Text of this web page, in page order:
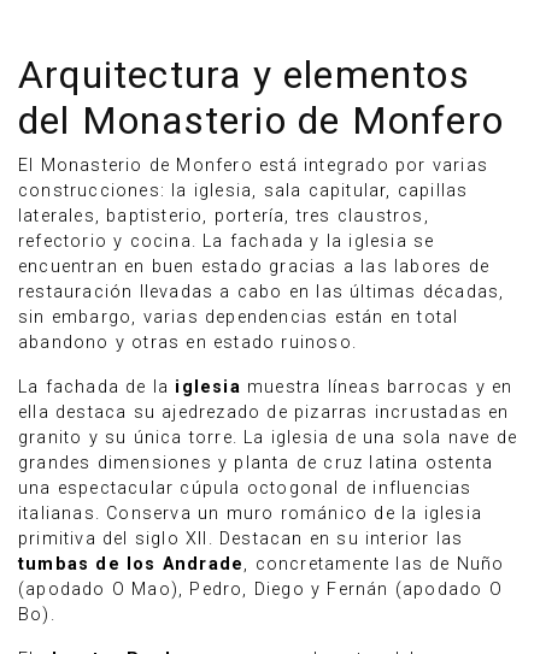
Arquitectura y elementos
del Monasterio de Monfero
El Monasterio de Monfero está integrado por varias
construcciones: la iglesia, sala capitular, capillas
laterales, baptisterio, portería, tres claustros,
refectorio y cocina. La fachada y la iglesia se
encuentran en buen estado gracias a las labores de
restauración llevadas a cabo en las últimas décadas,
sin embargo, varias dependencias están en total
abandono y otras en estado ruinoso.
La fachada de la iglesia muestra líneas barrocas y en
ella destaca su ajedrezado de pizarras incrustadas en
granito y su única torre. La iglesia de una sola nave de
grandes dimensiones y planta de cruz latina ostenta
una espectacular cúpula octogonal de influencias
italianas. Conserva un muro románico de la iglesia
primitiva del siglo XII. Destacan en su interior las
tumbas de los Andrade, concretamente las de Nuño
(apodado O Mao), Pedro, Diego y Fernán (apodado O
Bo).